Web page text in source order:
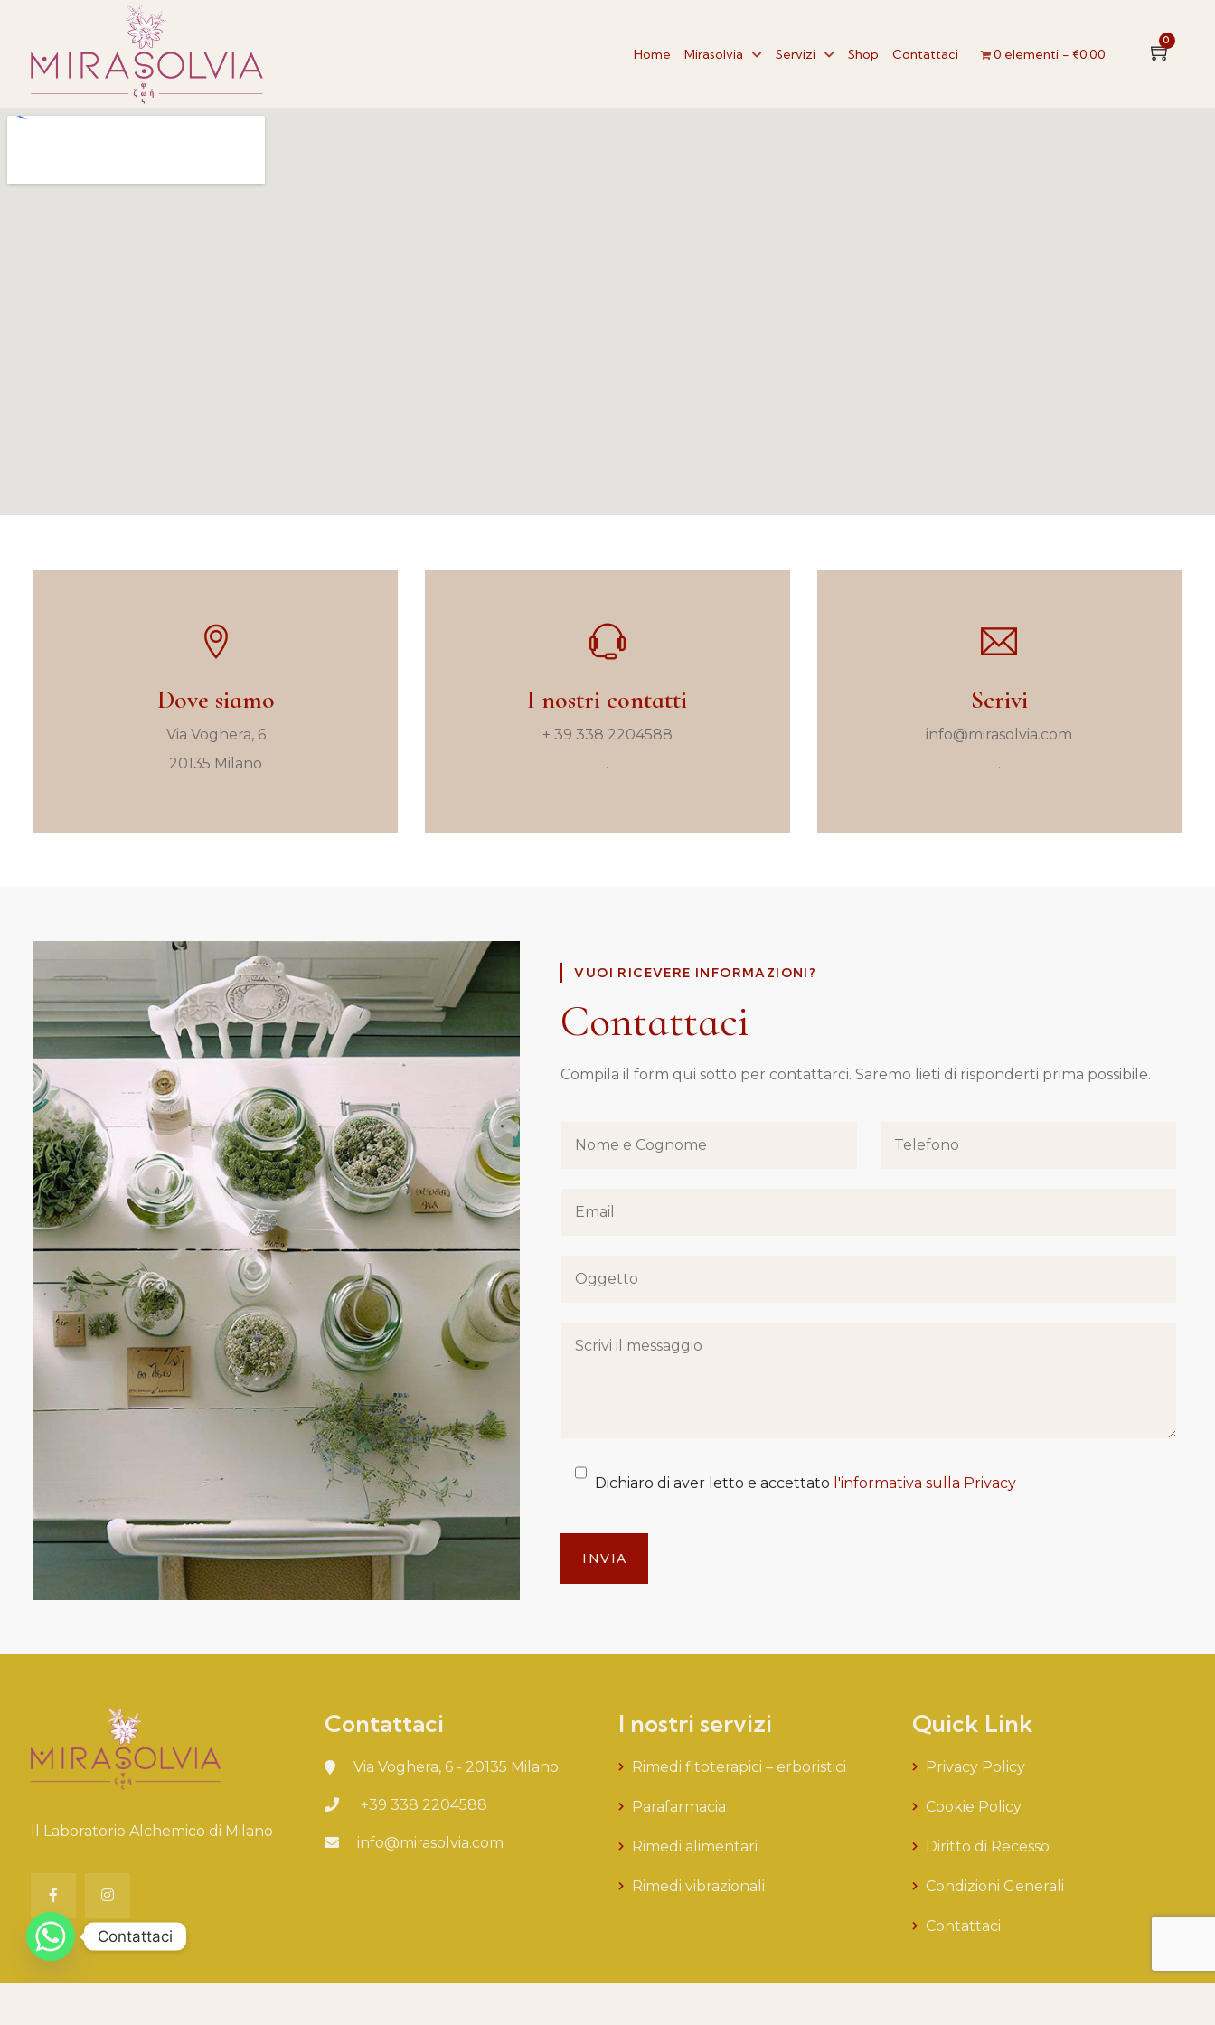
Home Mirasolvia Servizi Shop Contattaci 0 elementi €0,00
0
Dove siamo
Via Voghera, 6
20135 Milano
I nostri contatti
+ 39 338 2204588
.
Scrivi
info@mirasolvia.com
.
VUOI RICEVERE INFORMAZIONI?
Contattaci
Compila il form qui sotto per contattarci. Saremo lieti di risponderti prima possibile.
Dichiaro di aver letto e accettato l'informativa sulla Privacy
Il Laboratorio Alchemico di Milano
Contattaci
Via Voghera, 6 - 20135 Milano
+39 338 2204588
info@mirasolvia.com
I nostri servizi
Rimedi fitoterapici – erboristici
Parafarmacia
Rimedi alimentari
Rimedi vibrazionali
Quick Link
Privacy Policy
Cookie Policy
Diritto di Recesso
Condizioni Generali
Contattaci
Contattaci